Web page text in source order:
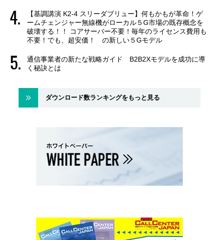
【基調講演 K2-4 スリーダブリュー】何もかもが革命！ゲ
ームチェンジャー無線機がローカル５G市場の既存概念を
破壊する！！ コアサーバー不要！毎年のライセンス費用も
不要！でも、超安価！ の新しい５Gモデル
通信事業者の新たな戦略ガイド B2B2Xモデルを成功に導
く秘訣とは
ダウンロード数ランキングをもっと見る